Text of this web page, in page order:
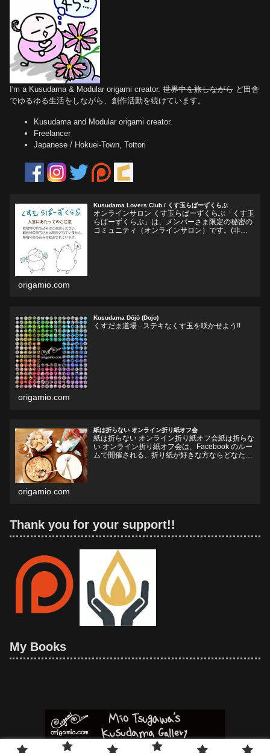
I'm a Kusudama & Modular origami creator. 世界中を旅しながら ど田舎
でゆるゆる生活をしながら、創作活動を続けています。
Kusudama and Modular origami creator.
Freelancer
Japanese / Hokuei-Town, Tottori
Kusudama Lovers Club / くす玉らばーずくらぶ
オンラインサロン くす玉らばーずくらぶ「くす玉
らばーずくらぶ」は、メンバーさま限定の秘密の
コミュニティ（オンラインサロン）です。(非公
origamio.com
Kusudama Dōjō (Dojo)
くすだま道場 - ステキなくす玉を咲かせよう!!
origamio.com
紙は折らない オンライン折り紙オフ会
紙は折らない オンライン折り紙オフ会紙は折らな
い オンライン折り紙オフ会は、Facebook のルー
ムで開催される、折り紙が好きな方ならどなたで
origamio.com
Thank you for your support!!
My Books